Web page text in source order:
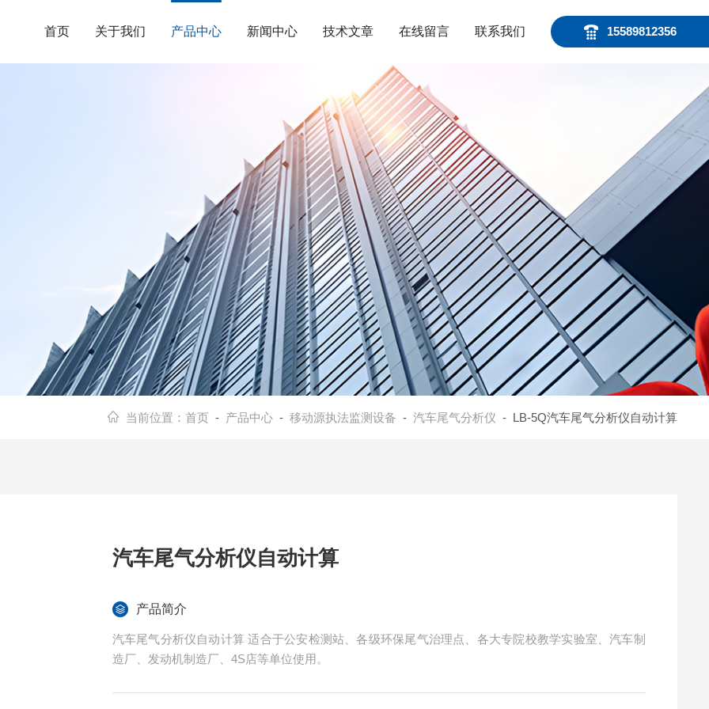
15589812356
首页 关于我们 产品中心 新闻中心 技术文章 在线留言 联系我们
当前位置： 首页 - 产品中心- 移动源执法监测设备 - 汽车尾气分析仪 - LB-5Q汽车尾气分析仪自动计算
汽车尾气分析仪自动计算
产品简介
汽车尾气分析仪自动计算 适合于公安检测站、各级环保尾气治理点、各大专院校教学实验室、汽车制
造厂、发动机制造厂、4S店等单位使用。